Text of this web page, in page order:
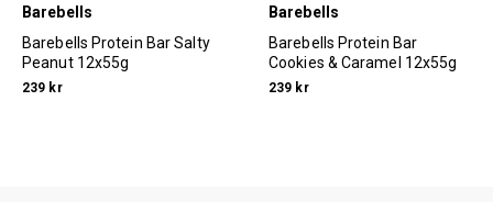
Barebells
Barebells Protein Bar Salty
Peanut 12x55g
239 kr
Barebells
Barebells Protein Bar
Cookies & Caramel 12x55g
239 kr